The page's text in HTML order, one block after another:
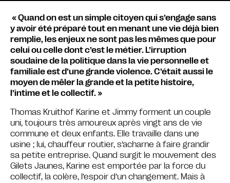
« Quand on est un simple citoyen qui s’engage sans
y avoir été préparé tout en menant une vie déjà bien
remplie, les enjeux ne sont pas les mêmes que pour
celui ou celle dont c’est le métier. L’irruption
soudaine de la politique dans la vie personnelle et
familiale est d’une grande violence. C’était aussi le
moyen de mêler la grande et la petite histoire,
l’intime et le collectif. »
Thomas Kruithof Karine et Jimmy forment un couple
uni, toujours très amoureux après vingt ans de vie
commune et deux enfants. Elle travaille dans une
usine ; lui, chauffeur routier, s’acharne à faire grandir
sa petite entreprise. Quand surgit le mouvement des
Gilets Jaunes, Karine est emportée par la force du
collectif, la colère, l’espoir d’un changement. Mais à